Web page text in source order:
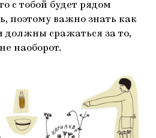
с тобой будет рядом
поэтому важно знать как
должны сражаться за то,
наоборот.